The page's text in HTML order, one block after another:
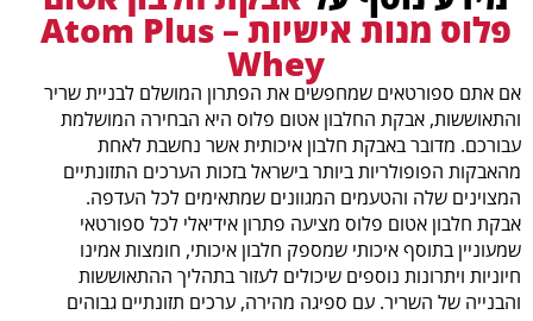
פלוס מנות אישיות – Atom Plus
Whey
אם אתם ספורטאים שמחפשים את הפתרון המושלם לבניית שריר
והתאוששות, אבקת החלבון אטום פלוס היא הבחירה המושלמת
עבורכם. מדובר באבקת חלבון איכותית אשר נחשבת לאחת
מהאבקות הפופולריות ביותר בישראל בזכות הערכים התזונתיים
המצוינים שלה והטעמים המגוונים שמתאימים לכל העדפה.
אבקת חלבון אטום פלוס מציעה פתרון אידיאלי לכל ספורטאי
שמעוניין בתוסף איכותי שמספק חלבון איכותי, חומצות אמינו
חיוניות ויתרונות נוספים שיכולים לעזור בתהליך ההתאוששות
והבנייה של השריר. עם ספיגה מהירה, ערכים תזונתיים גבוהים